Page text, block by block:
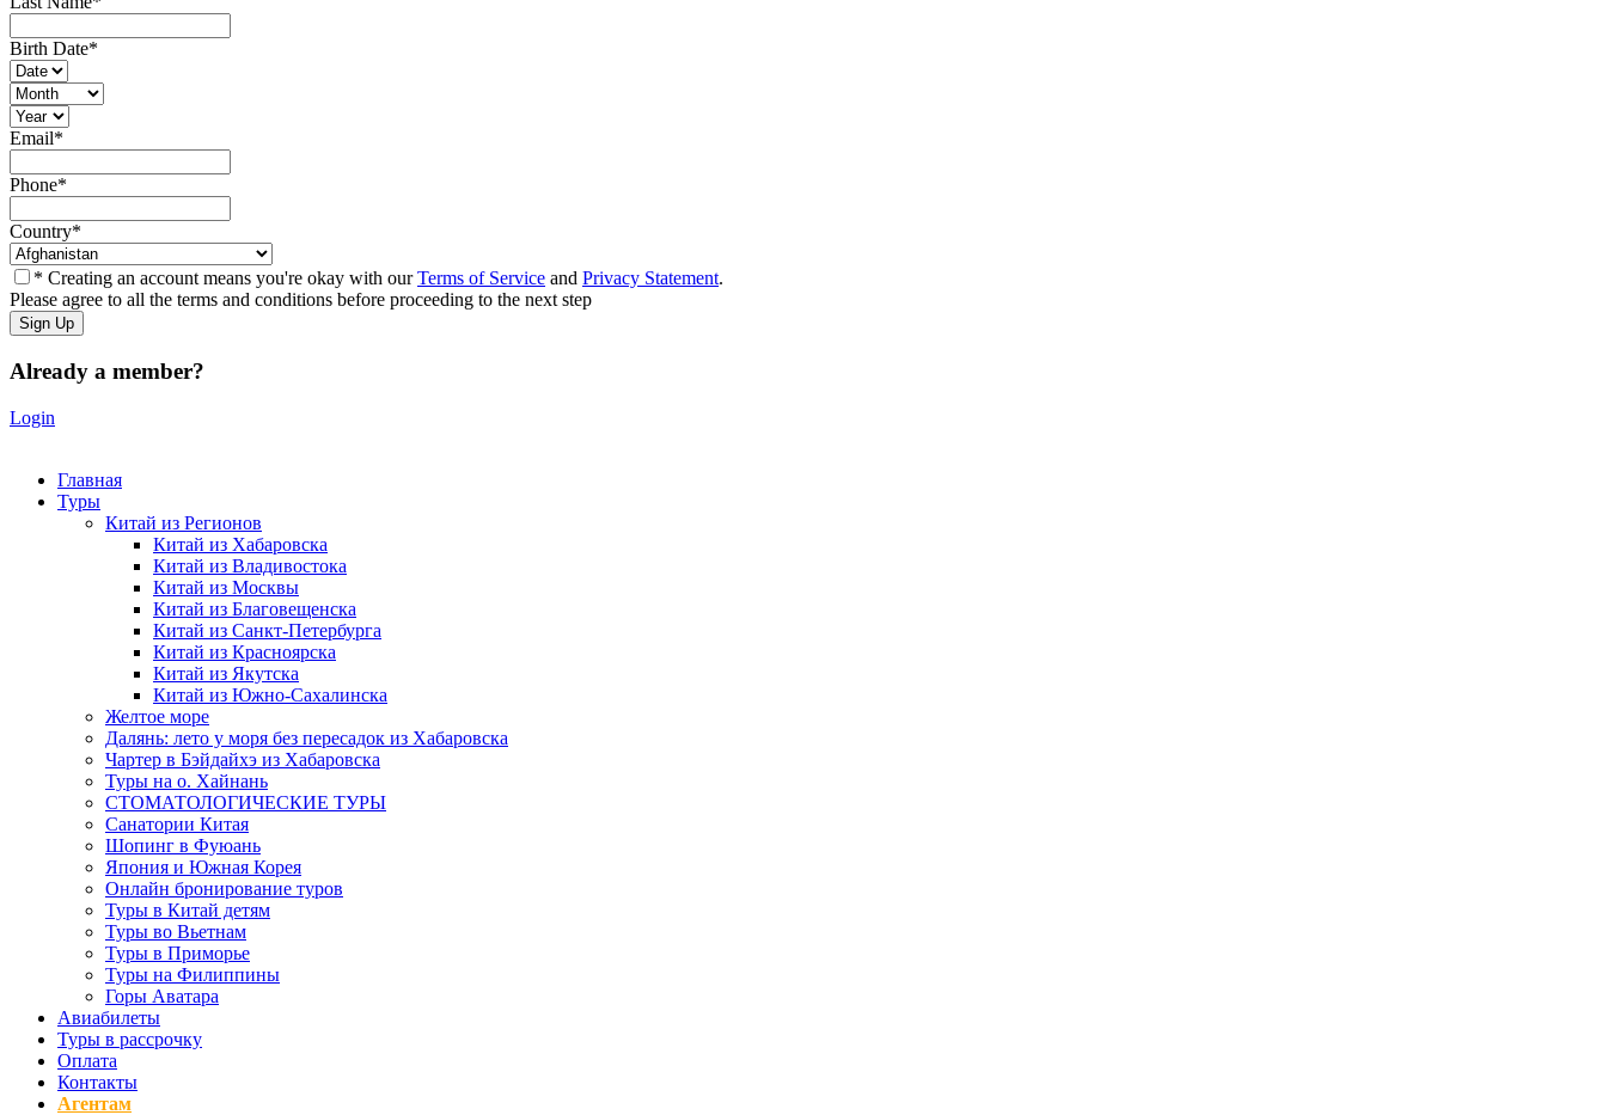
Birth Date*
Email*
Phone*
Country*
* Creating an account means you're okay with ourTerms of Service and Privacy Statement.
Please agree to all the terms and conditions before proceeding to the next step
Already a member?
Login
Главная
Туры
Китай из Регионов
Китай из Хабаровска
Китай из Владивостока
Китай из Москвы
Китай из Благовещенска
Китай из Санкт-Петербурга
Китай из Красноярска
Китай из Якутска
Китай из Южно-Сахалинска
Желтое море
Далянь: лето у моря без пересадок из Хабаровска
Чартер в Бэйдайхэ из Хабаровска
Туры на о. Хайнань
СТОМАТОЛОГИЧЕСКИЕ ТУРЫ
Санатории Китая
Шопинг в Фуюань
Япония и Южная Корея
Онлайн бронирование туров
Туры в Китай детям
Туры во Вьетнам
Туры в Приморье
Туры на Филиппины
Горы Аватара
Авиабилеты
Туры в рассрочку
Оплата
Контакты
Агентам